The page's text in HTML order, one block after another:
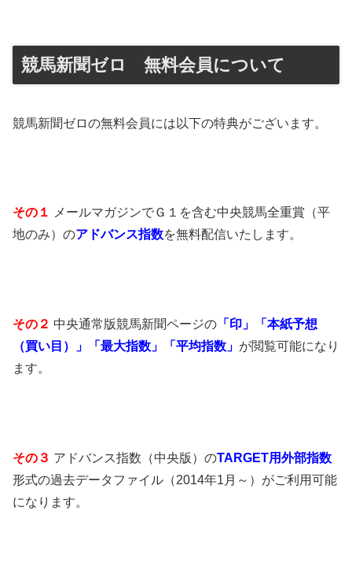
競馬新聞ゼロ 無料会員について
競馬新聞ゼロの無料会員には以下の特典がございます。
その１
メールマガジンでＧ１を含む中央競馬全重賞（平
地のみ）のアドバンス指数を無料配信いたします。
その２ 中央通常版競馬新聞ページの 「印」「本紙予想
（買い目）」「最大指数」「平均指数」 が閲覧可能になり
ます。
その３ アドバンス指数（中央版）のTARGET用外部指数
形式の過去データファイル（2014年1月～）がご利用可能
になります。